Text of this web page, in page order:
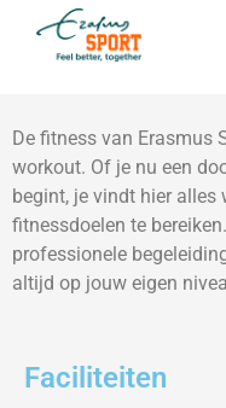
Fitness
De fitness van Erasmus
workout. Of je nu een
begint, je vindt hier
fitnessdoelen te
professionele
altijd op jouw eigen
Faciliteiten